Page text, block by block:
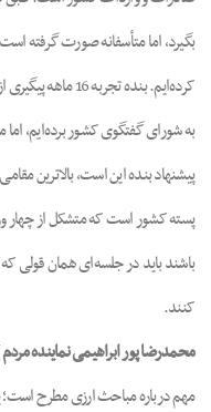
بگیرد، اما متأسفانه صورت
کرده‌ایم. بنده
به شورای گفتگوی کشور برده‌ایم،
پیشنهاد بنده این است، بالاترین
پسته کشور است که متشکل از چهار
باشند باید در جلسه‌ای همان قولی
کنند.
محمدرضا پور ابراهیمی نماینده
مهم درباره مباحث ارزی مطرح